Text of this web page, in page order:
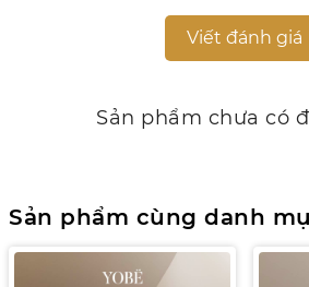
Viết đánh giá
Sản phẩm chưa có
Sản phẩm cùng danh